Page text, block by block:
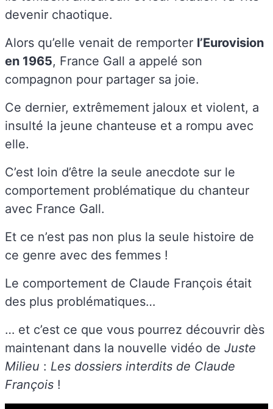
devenir chaotique.
Alors qu’elle venait de remporter l’Eurovision
en 1965, France Gall a appelé son
compagnon pour partager sa joie.
Ce dernier, extrêmement jaloux et violent, a
insulté la jeune chanteuse et a rompu avec
elle.
C’est loin d’être la seule anecdote sur le
comportement problématique du chanteur
avec France Gall.
Et ce n’est pas non plus la seule histoire de
ce genre avec des femmes !
Le comportement de Claude François était
des plus problématiques…
… et c’est ce que vous pourrez découvrir dès
maintenant dans la nouvelle vidéo de Juste
Milieu : Les dossiers interdits de Claude
François !